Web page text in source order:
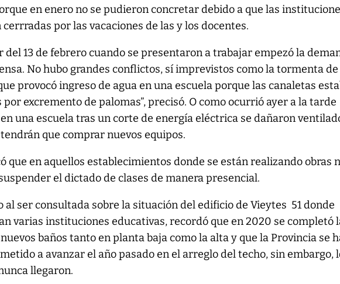
en enero no se pudieron concretar debido a que las
cerrradas por las vacaciones de las y los docentes.
del 13 de febrero cuando se presentaron a trabajar empezó la
No hubo grandes conflictos, sí imprevistos como la tormenta de
provocó ingreso de agua en una escuela porque las canaletas
por excremento de palomas”, precisó. O como ocurrió ayer a la tarde
una escuela tras un corte de energía eléctrica se dañaron
que comprar nuevos equipos.
que en aquellos establecimientos donde se están realizando obras
el dictado de clases de manera presencial.
al ser consultada sobre la situación del edificio de Vieytes 51 donde
varias instituciones educativas, recordó que en 2020 se completó
baños tanto en planta baja como la alta y que la Provincia se
a avanzar el año pasado en el arreglo del techo, sin embargo,
llegaron.